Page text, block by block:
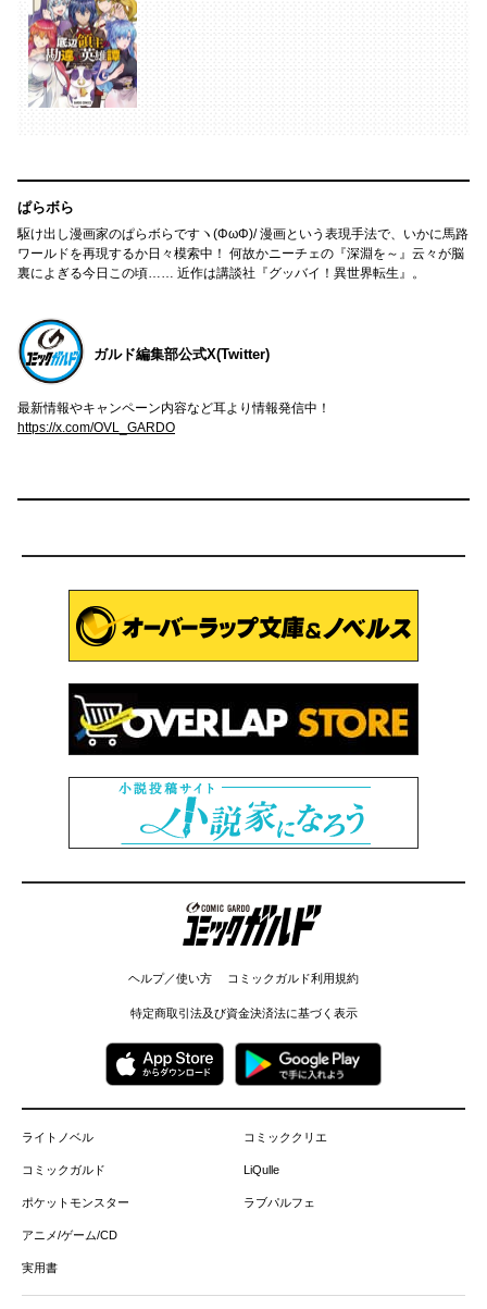
ぱらボら
駆け出し漫画家のぱらボらですヽ(ΦωΦ)/ 漫画という表現手法で、いかに馬路
ワールドを再現するか日々模索中！ 何故かニーチェの『深淵を～』云々が脳
裏によぎる今日この頃…… 近作は講談社『グッバイ！異世界転生』。
ガルド編集部公式X(Twitter)
最新情報やキャンペーン内容など耳より情報発信中！
https://x.com/OVL_GARDO
コミックガルド
ヘルプ／使い方 コミックガルド利用規約
特定商取引法及び資金決済法に基づく表示
ライトノベル
コミックガルド
ポケットモンスター
アニメ/ゲーム/CD
実用書
コミッククリエ
LiQulle
ラブパルフェ